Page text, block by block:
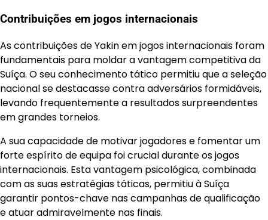
Contribuições em jogos internacionais
As contribuições de Yakin em jogos internacionais foram
fundamentais para moldar a vantagem competitiva da
Suíça. O seu conhecimento tático permitiu que a seleção
nacional se destacasse contra adversários formidáveis,
levando frequentemente a resultados surpreendentes
em grandes torneios.
A sua capacidade de motivar jogadores e fomentar um
forte espírito de equipa foi crucial durante os jogos
internacionais. Esta vantagem psicológica, combinada
com as suas estratégias táticas, permitiu à Suíça
garantir pontos-chave nas campanhas de qualificação
e atuar admiravelmente nas finais.